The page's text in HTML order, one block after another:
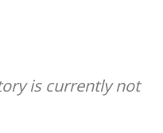
is currently not